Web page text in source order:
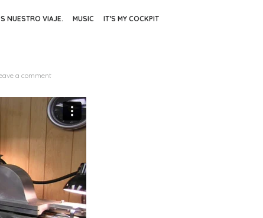
NUESTRO VIAJE. MUSIC IT’S MY COCKPIT
a comment